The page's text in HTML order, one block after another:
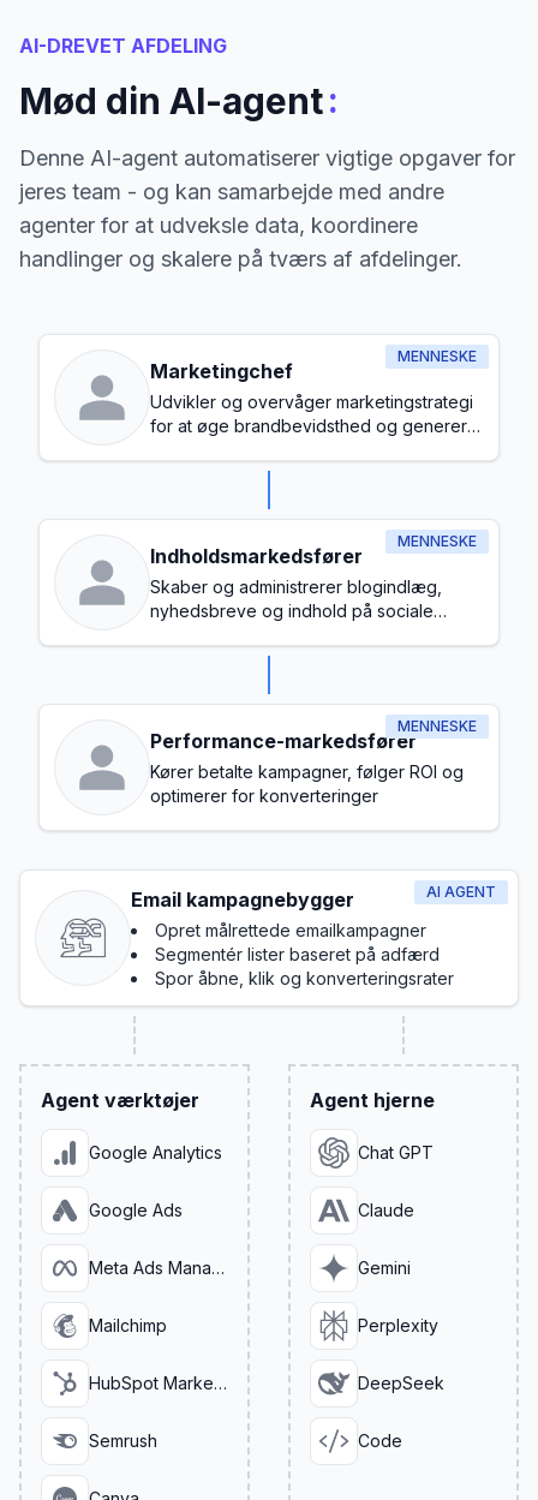
AI-DREVET AFDELING
Mød din AI-agent:
Denne AI-agent automatiserer vigtige opgaver for
jeres team - og kan samarbejde med andre
agenter for at udveksle data, koordinere
handlinger og skalere på tværs af afdelinger.
MENNESKE
Marketingchef
Udvikler og overvåger marketingstrategi
for at øge brandbevidsthed og generere
MENNESKE
Indholdsmarkedsfører
Skaber og administrerer blogindlæg,
nyhedsbreve og indhold på sociale
MENNESKE
Performance-markedsfører
Kører betalte kampagner, følger ROI og
optimerer for konverteringer
AI AGENT
Email kampagnebygger
Opret målrettede emailkampagner
Segmentér lister baseret på adfærd
Spor åbne, klik og konverteringsrater
Agent værktøjer
Google Analytics
Google Ads
Meta Ads Manager
Mailchimp
HubSpot Marketing
Semrush
Agent hjerne
Chat GPT
Claude
Gemini
Perplexity
DeepSeek
Code